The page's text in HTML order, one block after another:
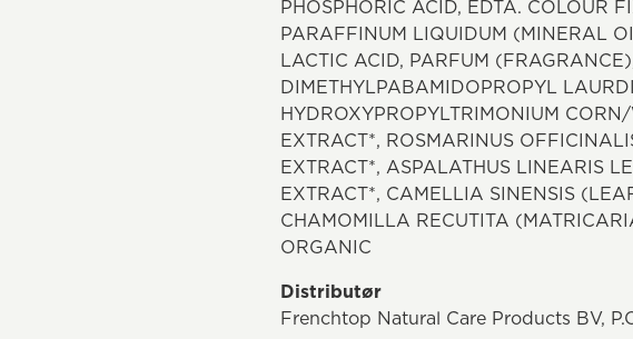
PHOSPHORIC ACID, EDTA. COLOUR
PARAFFINUM LIQUIDUM (MINERAL
LACTIC ACID, PARFUM
DIMETHYLPABAMIDOPROPYL
HYDROXYPROPYLTRIMONIUM
EXTRACT*, ROSMARINUS
EXTRACT*, ASPALATHUS LINEARIS
EXTRACT*, CAMELLIA SINENSIS
CHAMOMILLA RECUTITA
ORGANIC
Distributør
Frenchtop Natural Care Products BV,